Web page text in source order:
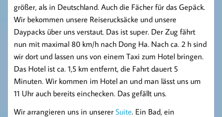
größer, als in Deutschland. Auch die Fächer für das Gepäck.
Wir bekommen unsere Reiserucksäcke und unsere
Daypacks über uns verstaut. Das ist super. Der Zug fährt
nun mit maximal 80 km/h nach Dong Ha. Nach ca. 2 h sind
wir dort und lassen uns von einem Taxi zum Hotel bringen.
Das Hotel ist ca. 1,5 km entfernt, die Fahrt dauert 5
Minuten. Wir kommen im Hotel an und man lässt uns um
11 Uhr auch bereits einchecken. Das gefällt uns.
Wir arrangieren uns in unserer Suite. Ein Bad, ein